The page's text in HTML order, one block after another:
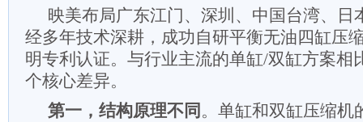
映美布局广东江门、深圳、中国台湾、日
经多年技术深耕，成功自研平衡无油四缸压
明专利认证。与行业主流的单缸/双缸方案相
个核心差异。
第一，结构原理不同 。单缸和双缸压缩机